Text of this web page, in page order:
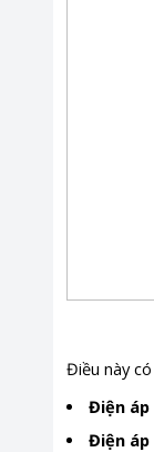
Điều này
Điện
Điện áp